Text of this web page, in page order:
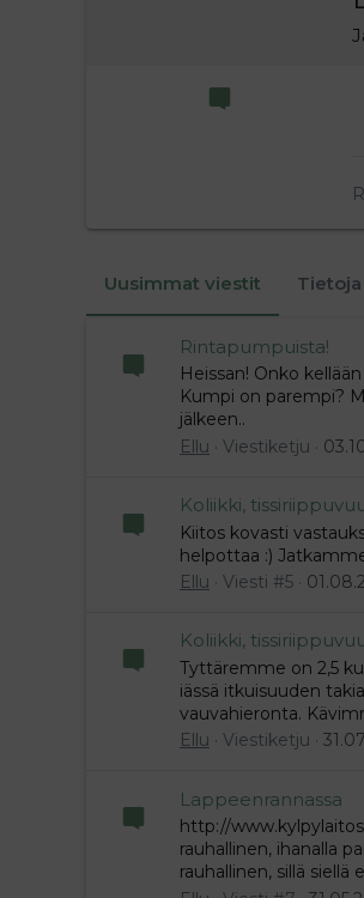
Uusimmat viestit Tietoja
Rintapumpuista!
Heissan! Onko
Kumpi on parempi?
jälkeen..
Ellu
Viestiketju
Koliikki,
Kiitos kovasti
helpottaa :)
Ellu
Viesti #5
Koliikki,
Tyttäremme on 2,5
iässä itkuisuuden
vauvahieronta.
Ellu
Viestiketju
Lappeenrannassa
http://
rauhallinen, ihanalla
rauhallinen, sillä siellä